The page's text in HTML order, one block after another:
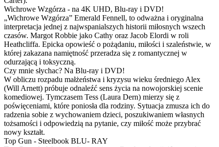
Wichrowe Wzgórza - na 4K UHD, Blu-ray i DVD!
„Wichrowe Wzgórza” Emerald Fennell, to odważna i oryginalna
interpretacja jednej z najwspanialszych historii miłosnych wszech
czasów. Margot Robbie jako Cathy oraz Jacob Elordi w roli
Heathcliffa. Epicka opowieść o pożądaniu, miłości i szaleństwie, w
której zakazana namiętność przeradza się z romantycznej w
odurzającą i toksyczną.
Czy mnie słychac? Na Blu-ray i DVD!
W obliczu rozpadu małżeństwa i kryzysu wieku średniego Alex
(Will Arnett) próbuje odnaleźć sens życia na nowojorskiej scenie
komediowej. Tymczasem Tess (Laura Dern) mierzy się z
poświęceniami, które poniosła dla rodziny. Sytuacja zmusza ich do
radzenia sobie z wychowaniem dzieci, poszukiwaniem własnych
tożsamości i odpowiedzią na pytanie, czy miłość może przybrać
nowy kształt.
Top Gun - Steelbook BLU- RAY